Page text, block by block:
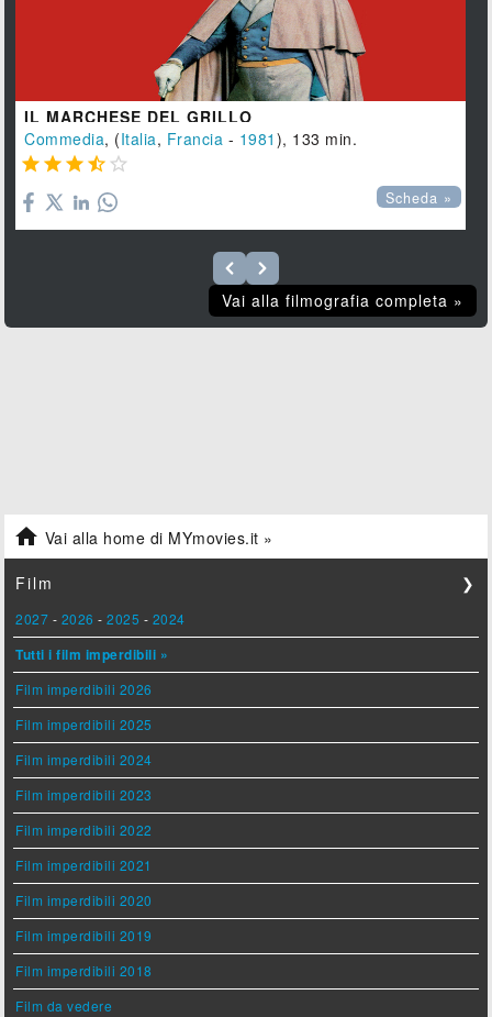
IL MARCHESE DEL GRILLO
Commedia, (Italia, Francia - 1981 ), 133 min.
    
Scheda »
Vai alla filmografia completa »
 Vai alla home di MYmovies.it »
Film ❯
2027 - 2026 -2025 - 2024
Tutti i film imperdibili »
Film imperdibili 2026
Film imperdibili 2025
Film imperdibili 2024
Film imperdibili 2023
Film imperdibili 2022
Film imperdibili 2021
Film imperdibili 2020
Film imperdibili 2019
Film imperdibili 2018
Film da vedere